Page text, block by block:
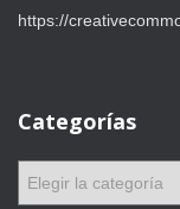
https://
Categorías